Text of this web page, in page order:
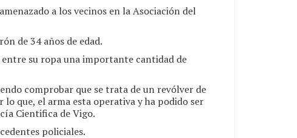
a los vecinos en la Asociación del
de 34 años de edad.
su ropa una importante cantidad de
comprobar que se trata de un revólver de
que, el arma esta operativa y ha podido ser
Cientifica de Vigo.
policiales.